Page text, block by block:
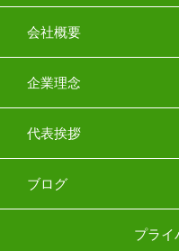
会社概要
企業理念
代表挨拶
ブログ
プライ